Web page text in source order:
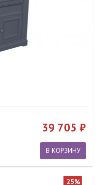
39 705
В КОРЗИНУ
25%